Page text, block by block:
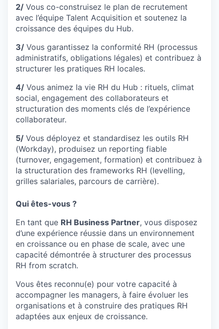
2/ Vous co-construisez le plan de recrutement
avec l’équipe Talent Acquisition et soutenez la
croissance des équipes du Hub.
3/ Vous garantissez la conformité RH (processus
administratifs, obligations légales) et contribuez à
structurer les pratiques RH locales.
4/ Vous animez la vie RH du Hub : rituels, climat
social, engagement des collaborateurs et
structuration des moments clés de l’expérience
collaborateur.
5/ Vous déployez et standardisez les outils RH
(Workday), produisez un reporting fiable
(turnover, engagement, formation) et contribuez à
la structuration des frameworks RH (levelling,
grilles salariales, parcours de carrière).
Qui êtes-vous ?
En tant que RH Business Partner, vous disposez
d’une expérience réussie dans un environnement
en croissance ou en phase de scale, avec une
capacité démontrée à structurer des processus
RH from scratch.
Vous êtes reconnu(e) pour votre capacité à
accompagner les managers, à faire évoluer les
organisations et à construire des pratiques RH
adaptées aux enjeux de croissance.